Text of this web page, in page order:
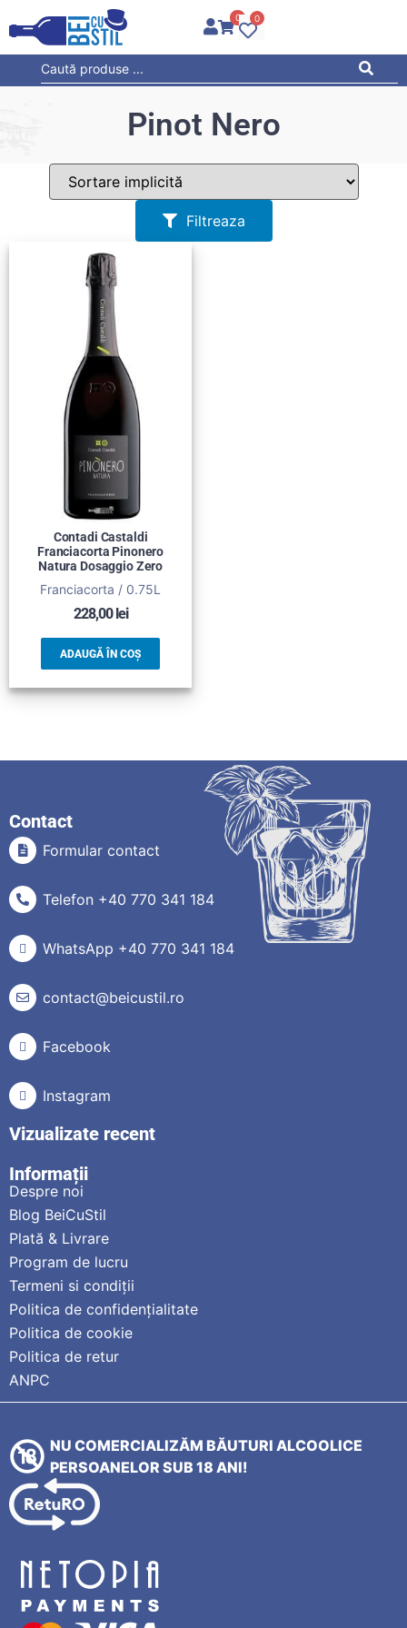
0 0
Pinot Nero
Filtreaza
Contadi Castaldi
Franciacorta Pinonero
Natura Dosaggio Zero
Franciacorta / 0.75L
228,00lei
ADAUGĂ ÎN COȘ
Contact
Formular contact
Telefon +40 770 341 184
WhatsApp +40 770 341 184
contact@beicustil.ro
Facebook
Instagram
Vizualizate recent
Informații
Despre noi
Blog BeiCuStil
Plată & Livrare
Program de lucru
Termeni si condiții
Politica de confidențialitate
Politica de cookie
Politica de retur
ANPC
NU COMERCIALIZĂM BĂUTURI ALCOOLICE
PERSOANELOR SUB 18 ANI!